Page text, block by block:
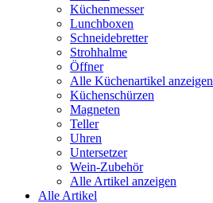
Küchenmesser
Lunchboxen
Schneidebretter
Strohhalme
Öffner
Alle Küchenartikel anzeigen
Küchenschürzen
Magneten
Teller
Uhren
Untersetzer
Wein-Zubehör
Alle Artikel anzeigen
Alle Artikel